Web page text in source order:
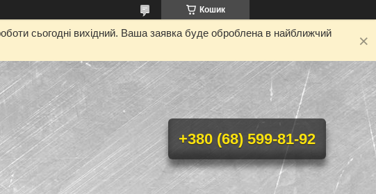
Кошик
сьогодні вихідний. Ваша заявка буде оброблена в найближчий
+380 (68) 599-81-92